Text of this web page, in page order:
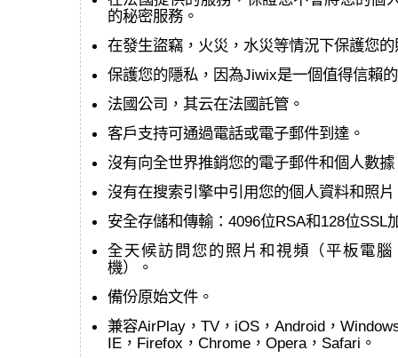
的秘密服務。
在發生盜竊，火災，水災等情況下保護您
保護您的隱私，因為Jiwix是一個值得信賴
法國公司，其云在法國託管。
客戶支持可通過電話或電子郵件到達。
沒有向全世界推銷您的電子郵件和個人數據
沒有在搜索引擎中引用您的個人資料和照片
安全存儲和傳輸：4096位RSA和128位SSL
全天候訪問您的照片和視頻（平板電
機）。
備份原始文件。
兼容AirPlay，TV，iOS，Android，
IE，Firefox，Chrome，Opera，Safari。